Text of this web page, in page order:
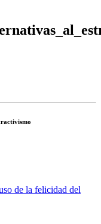
de la felicidad del